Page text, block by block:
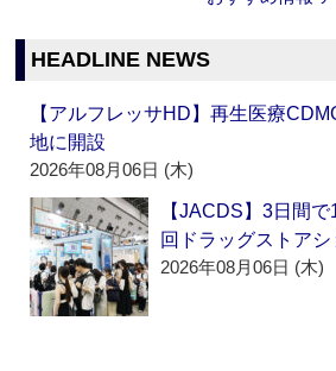
HEADLINE NEWS
【アルフレッサHD】再生医療
地に開設
2026年08月06日 (木)
【JACDS】3日間
回ドラッグストアシ
2026年08月06日 (木)